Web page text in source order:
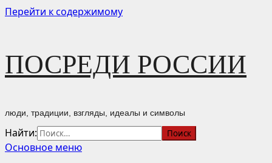
Перейти к содержимому
ПОСРЕДИ РОССИИ
люди, традиции, взгляды, идеалы и символы
Найти:
Основное меню